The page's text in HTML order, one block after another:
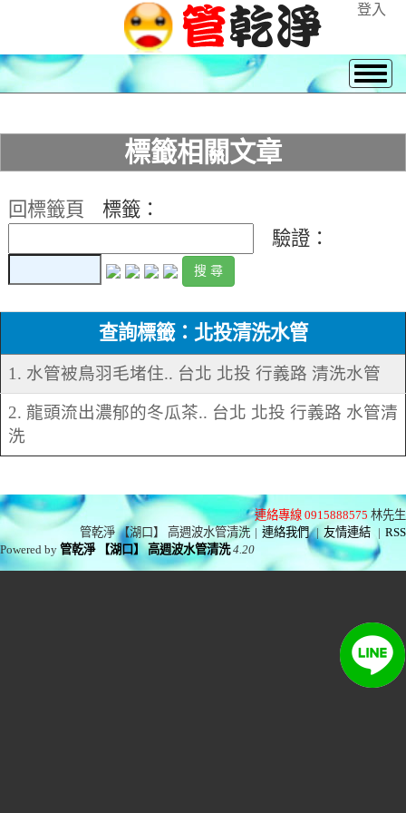
登入
標籤相關文章
回標籤頁
標籤：
驗證：
查詢標籤：北投清洗水管
1. 水管被鳥羽毛堵住.. 台北 北投 行義路 清洗水管
2. 龍頭流出濃郁的冬瓜茶.. 台北 北投 行義路 水管清
洗
連絡專線 0915888575 林先生
管乾淨 【湖口】 高週波水管清洗 | 連絡我們 | 友情連結 | RSS
Powered by管乾淨 【湖口】 高週波水管清洗 4.20